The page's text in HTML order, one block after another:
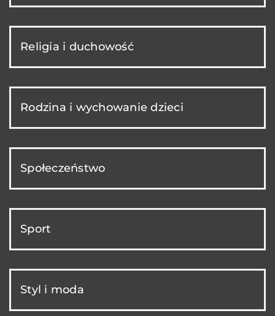
Religia i duchowość
Rodzina i wychowanie dzieci
Społeczeństwo
Sport
Styl i moda